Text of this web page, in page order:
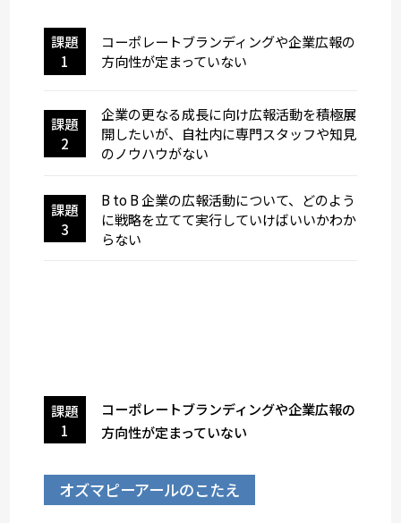
課題
1
コーポレートブランディングや企業広報の
方向性が定まっていない
課題
2
企業の更なる成長に向け広報活動を積極展
開したいが、自社内に専門スタッフや知見
のノウハウがない
課題
3
B to B 企業の広報活動について、どのよう
に戦略を立てて実行していけばいいかわか
らない
課題
1
コーポレートブランディングや企業広報の
方向性が定まっていない
オズマピーアールのこたえ